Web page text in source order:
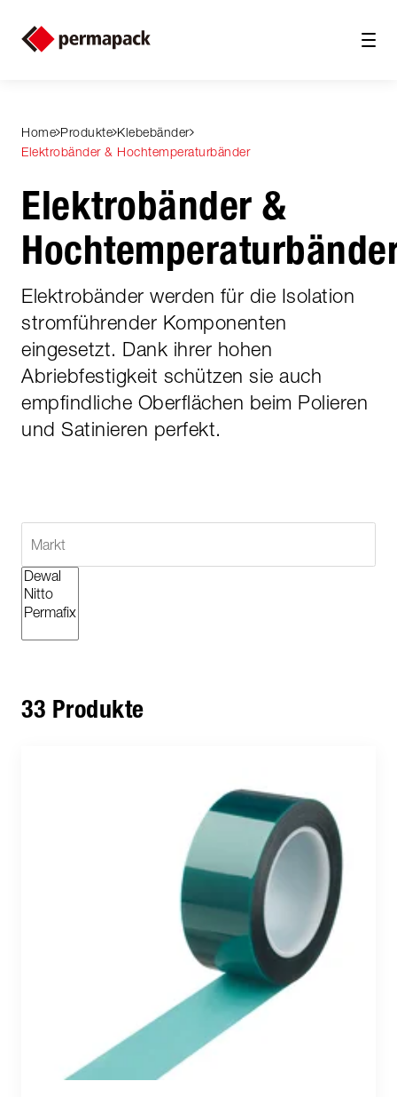
Home Produkte Klebebänder
Elektrobänder & Hochtemperaturbänder
Elektrobänder &
Elektrobänder werden für die Isolation
stromführender Komponenten
eingesetzt. Dank ihrer hohen
Abriebfestigkeit schützen sie auch
empfindliche Oberflächen beim Polieren
und Satinieren perfekt.
33 Produkte